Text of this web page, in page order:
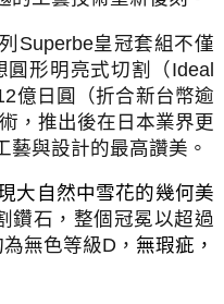
Superbe皇冠套組不僅
圓形明亮式切割（Ideal
億日圓（折合新台幣逾
，推出後在日本業界更
與設計的最高讚美。
大自然中雪花的幾何美
鑽石，整個冠冕以超過
無色等級D ， 無瑕疵，